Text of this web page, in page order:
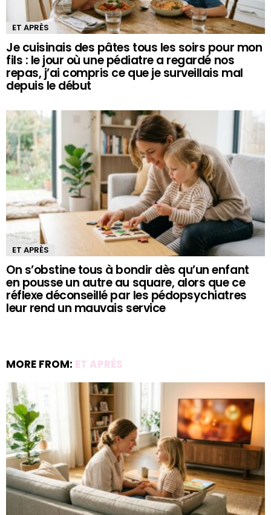
ET APRÈS
Je cuisinais des pâtes tous les soirs pour mon
fils : le jour où une pédiatre a regardé nos
repas, j’ai compris ce que je surveillais mal
depuis le début
ET APRÈS
On s’obstine tous à bondir dès qu’un enfant
en pousse un autre au square, alors que ce
réflexe déconseillé par les pédopsychiatres
leur rend un mauvais service
MORE FROM: ET APRÈS